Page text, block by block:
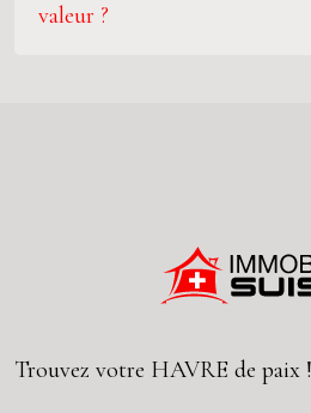
valeur ?
Trouvez votre HAVRE de paix !